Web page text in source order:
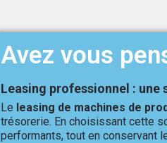
Avez vous
Leasing professionnel :
Le leasing de machines de
trésorerie. En choisissant cette
performants, tout en conservant